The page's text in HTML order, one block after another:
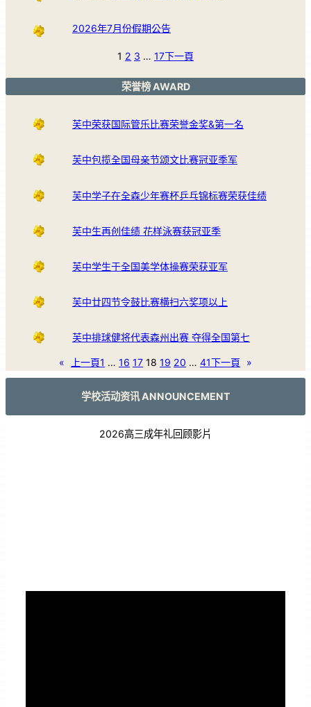
2026年7月份假期公告
1 2 3 … 17下一頁
荣誉榜 AWARD
芙中荣获国际管乐比赛荣誉金奖&第一名
芙中包揽全国母亲节颂文比赛冠亚季军
芙中学子在全森少年赛杯乒乓锦标赛荣获佳绩
芙中生再创佳绩 花样泳赛获冠亚季
芙中学生于全国美学体操赛荣获亚军
芙中廿四节令鼓比赛横扫六奖项以上
芙中排球健将代表森州出赛 夺得全国第七
« 上一頁1 … 16 17 18 19 20 … 41下一頁 »
学校活动资讯 ANNOUNCEMENT
2026高三成年礼回顾影片